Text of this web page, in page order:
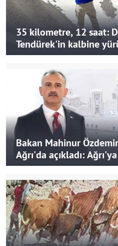
35 kilometre, 12 saat:
Tendürek'in kalbine
Bakan Mahinur
Ağrı'da açıkladı:
liralık yatırım ve